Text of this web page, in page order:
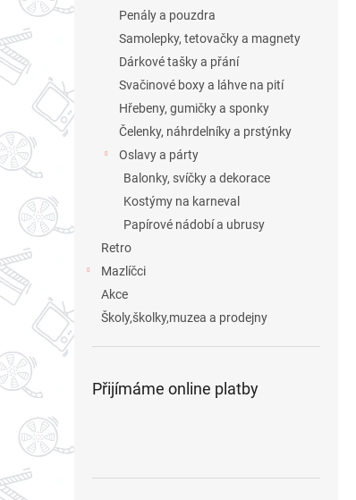
Penály a pouzdra
Samolepky, tetovačky a magnety
Dárkové tašky a přání
Svačinové boxy a láhve na pití
Hřebeny, gumičky a sponky
Čelenky, náhrdelníky a prstýnky
Oslavy a párty
Balonky, svíčky a dekorace
Kostýmy na karneval
Papírové nádobí a ubrusy
Retro
Mazlíčci
Akce
Školy,školky,muzea a prodejny
Přijímáme online platby